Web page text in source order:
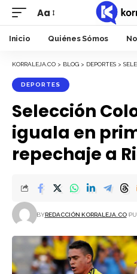
Font
Resizer
Aa
Inicio Quiénes Sómos
KORRALEJA.CO > BLOG > DEPORTES >
DEPORTES
Selección
iguala en
repechaje a
BYREDACCIÓN KORRALEJA.CO